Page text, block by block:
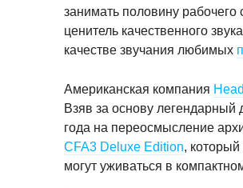
занимать половину
ценитель качественного
качестве звучания любимых
Американская компания
Взяв за основу
года на переосмысление
CFA3 Deluxe Edition, который
могут уживаться в